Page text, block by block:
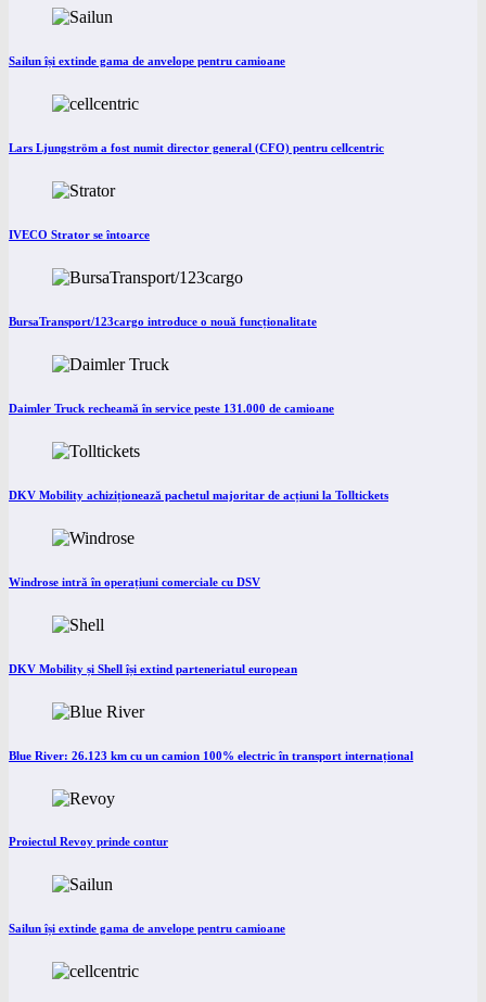
Sailun își extinde gama de anvelope pentru camioane
Lars Ljungström a fost numit director general (CFO) pentru cellcentric
IVECO Strator se întoarce
BursaTransport/123cargo introduce o nouă funcționalitate
Daimler Truck recheamă în service peste 131.000 de camioane
DKV Mobility achiziționează pachetul majoritar de acțiuni la Tolltickets
Windrose intră în operațiuni comerciale cu DSV
DKV Mobility și Shell își extind parteneriatul european
Blue River: 26.123 km cu un camion 100% electric în transport internațional
Proiectul Revoy prinde contur
Sailun își extinde gama de anvelope pentru camioane